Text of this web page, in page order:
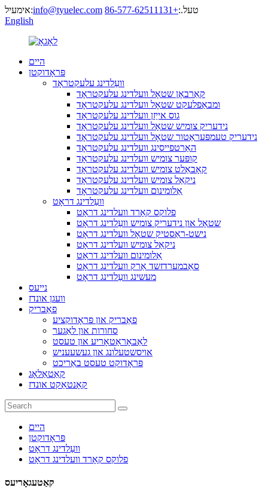
אימעיל:info@tyuelec.com טעל.:+86-577-62511131
English
היים
פּראָדוקטן
וועַלדינג עלעקטראָד
קאַרבאָן שטאָל וועלדינג עלעקטראָד
ומבאַפלעקט שטאָל וועלדינג עלעקטראָד
גוס אייַזן וועלדינג עלעקטראָד
נידעריק צומיש שטאָל וועלדינג עלעקטראָד
נידעריק טעמפּעראַטור שטאָל וועלדינג עלעקטראָד
האַרטפייסינג וועלדינג עלעקטראָד
קופּער צומיש וועלדינג עלעקטראָד
קאָבאַלט צומיש וועלדינג עלעקטראָד
ניקאַל צומיש וועלדינג עלעקטראָד
אַלומינום וועלדינג עלעקטראָד
וועַלדינג דראָט
פלוקס קאָרד וועלדינג דראָט
שטאָל און נידעריק צומיש וועַלדינג דראָט
נישט-ראַסטיק שטאָל וועלדינג דראָט
ניקאַל צומיש וועלדינג דראָט
אַלומינום וועלדינג דראָט
סאַבמערדזשד אַרק וועלדינג דראָט
מעשינג וועַלדינג דראָט
נייעס
וועגן אונדז
פאַבריק
פאַבריק און פּראָדוקציע
סחורות און לאַגער
לאַבאָראַטאָריע און טעסט
אויסשטעלונג און געשעעניש
פּראָדוקט טעסט באַריכט
קאַטאַלאָג
קאָנטאַקט אונדז
היים
פּראָדוקטן
וועַלדינג דראָט
פלוקס קאָרד וועלדינג דראָט
קאַטעגאָריעס